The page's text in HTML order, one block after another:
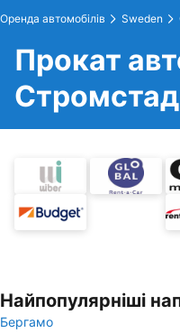
Оренда автомобілів Sweden
Прокат
Стромстад
Найпопулярніші
Бергамо